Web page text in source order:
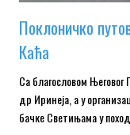
Поклоничко
Каћа
Са благословом Његовог
др Иринеја, а у
бачке Светињама у